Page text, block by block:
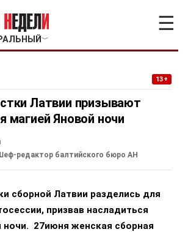
﹀
☰
13+
Латвии призывают
магией Яновой ночи
редактор балтийского бюро АН
сборной Латвии разделись для
призвав насладиться
ночи. 27июня женская сборная